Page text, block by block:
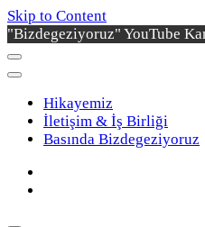
Skip to Content
"Bizdegeziyoruz" YouTube
Hikayemiz
İletişim & İş Birliği
Basında Bizdegeziyoruz